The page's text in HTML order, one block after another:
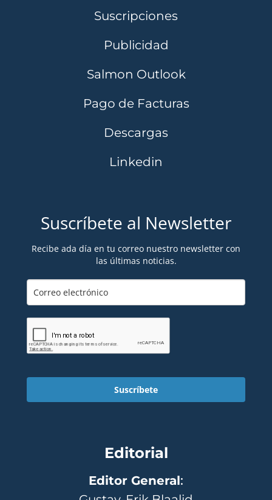
Suscripciones
Publicidad
Salmon Outlook
Pago de Facturas
Descargas
Linkedin
Suscríbete al Newsletter
Recibe ada día en tu correo nuestro newsletter con
las últimas noticias.
Suscríbete
Editorial
Editor General: